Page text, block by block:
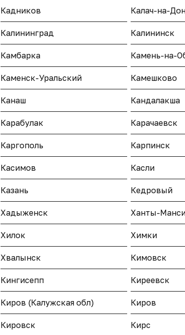
Кадников Калач-на-
Калининград Калининск
Камбарка Камень-на-
Каменск-Уральский Камешково
Канаш Кандалакша
Карабулак Карачаевск
Каргополь Карпинск
Касимов Касли
Казань Кедровый
Хадыженск Ханты-
Хилок Химки
Хвалынск Кимовск
Кингисепп Киреевск
Киров (Калужская обл) Киров
Кировск Кирс